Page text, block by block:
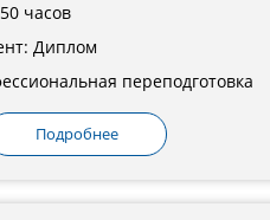
часов
Диплом
переподготовка
Подробнее